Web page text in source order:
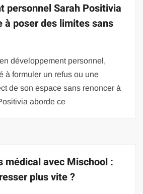
personnel Sarah Positivia
à poser des limites sans
développement personnel,
à formuler un refus ou une
de son espace sans renoncer à
aborde ce
médical avec Mischool :
plus vite ?